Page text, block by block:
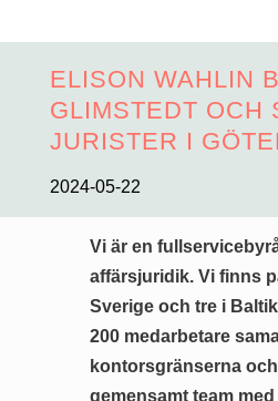
ELISON WAHLIN
GLIMSTEDT OCH
JURISTER I
2024-05-22
Vi är en
affärsjuridik. Vi finns
Sverige och tre i
200 medarbetare
kontorsgränserna
gemensamt team